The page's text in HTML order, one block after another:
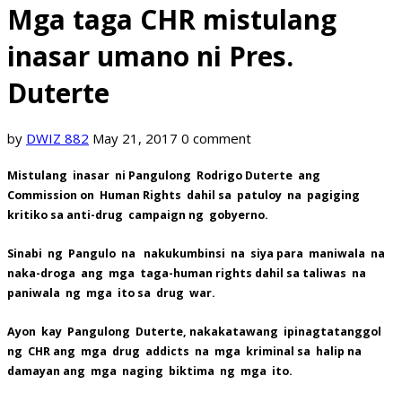
Mga taga CHR mistulang
inasar umano ni Pres.
Duterte
by DWIZ 882 May 21, 2017 0 comment
Mistulang inasar ni Pangulong Rodrigo Duterte ang
Commission on Human Rights dahil sa patuloy na pagiging
kritiko sa anti-drug campaign ng gobyerno.
Sinabi ng Pangulo na nakukumbinsi na siya para maniwala na
naka-droga ang mga taga-human rights dahil sa taliwas na
paniwala ng mga ito sa drug war.
Ayon kay Pangulong Duterte, nakakatawang ipinagtatanggol
ng CHR ang mga drug addicts na mga kriminal sa halip na
damayan ang mga naging biktima ng mga ito.